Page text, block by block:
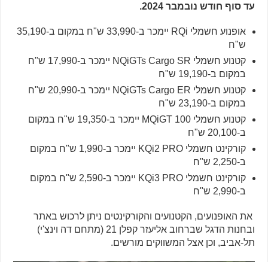
עד סוף חודש נובמבר 2024.
אופנוע חשמלי RQi יימכר ב-33,990 ש"ח במקום ב-35,190
ש"ח
קטנוע חשמלי NQiGTs Cargo SR יימכר ב-17,990 ש"ח
במקום ב-19,190 ש"ח
קטנוע חשמלי NQiGTs Cargo ER יימכר ב-20,990 ש"ח
במקום ב-23,190 ש"ח
קטנוע חשמלי MQiGT 100 יימכר ב-19,350 ש"ח במקום
ב-20,100 ש"ח
קורקינט חשמלי KQi2 PRO יימכר ב-1,990 ש"ח במקום
ב-2,250 ש"ח
קורקינט חשמלי KQi3 PRO יימכר ב-2,590 ש"ח במקום
ב-2,990 ש"ח
את האופנועים, הקטנועים והקורקינטים ניתן לרכוש באתר
ובחנות הדגל שברחוב אליעזר קפלן 21 (מתחם דה וינצ'י)
תל-אביב, וכן אצל המשווקים מורשים.